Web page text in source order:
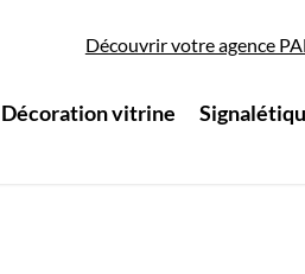
Décoration vitrine
Découvrir votre agence